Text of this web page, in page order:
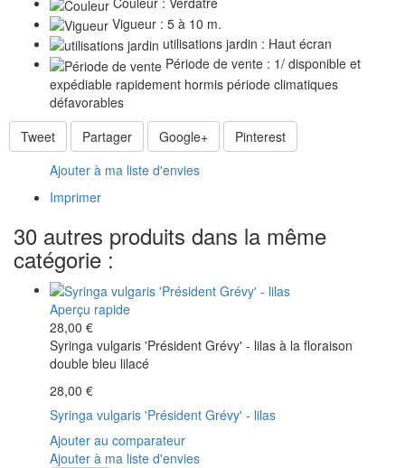
Vigueur : 5 à 10 m.
utilisations jardin : Haut écran
Période de vente : 1/ disponible et
expédiable rapidement hormis période climatiques
défavorables
Tweet
Partager Google+
Pinterest
Ajouter à ma liste d'envies
Imprimer
30 autres produits dans la même
catégorie :
Aperçu rapide
28,00 €
Syringa vulgaris 'Président Grévy' - lilas à la floraison
double bleu lilacé
28,00 €
Syringa vulgaris 'Président Grévy' - lilas
Ajouter au comparateur
Ajouter à ma liste d'envies